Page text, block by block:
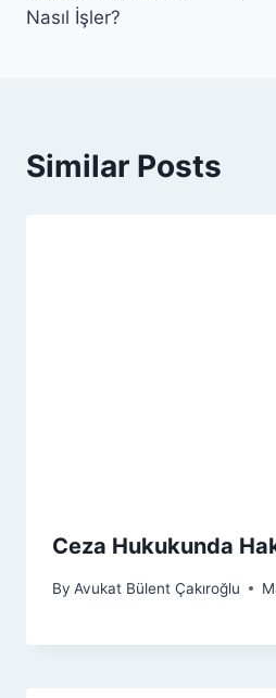
Nasıl İşler?
Similar Posts
Ceza Hukukunda
By Avukat Bülent Çakıroğlu